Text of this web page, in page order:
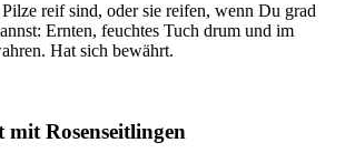
reif sind, oder sie reifen, wenn Du grad
Ernten, feuchtes Tuch drum und im
Hat sich bewährt.
mit Rosenseitlingen